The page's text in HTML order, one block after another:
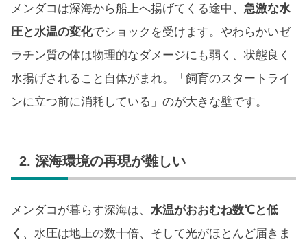
メンダコは深海から船上へ揚げてくる途中、 急激な水
圧と水温の変化でショックを受けます。やわらかいゼ
ラチン質の体は物理的なダメージにも弱く、状態良く
水揚げされること自体がまれ。「飼育のスタートライ
ンに立つ前に消耗している」のが大きな壁です。
2. 深海環境の再現が難しい
メンダコが暮らす深海は、 水温がおおむね数℃と低
く 、水圧は地上の数十倍、そして光がほとんど届きま